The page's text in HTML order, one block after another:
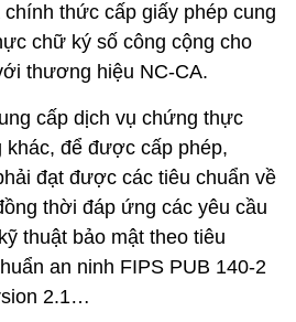
thức cấp giấy phép cung
chữ ký số công cộng cho
thương hiệu NC-CA.
cấp dịch vụ chứng thực
khác, để được cấp phép,
đạt được các tiêu chuẩn về
thời đáp ứng các yêu cầu
thuật bảo mật theo tiêu
an ninh FIPS PUB 140-2
2.1…